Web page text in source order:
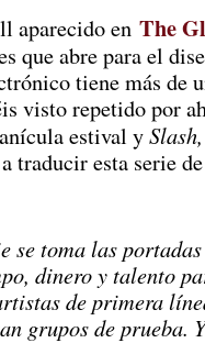
aparecido en The
que abre para el
tiene más de
visto repetido por
estival y
traducir esta serie
se toma las
dinero y talento
de primera
grupos de prueba.